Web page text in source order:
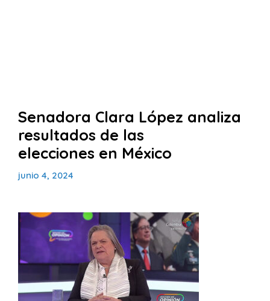
Senadora Clara López analiza
resultados de las
elecciones en México
junio 4, 2024